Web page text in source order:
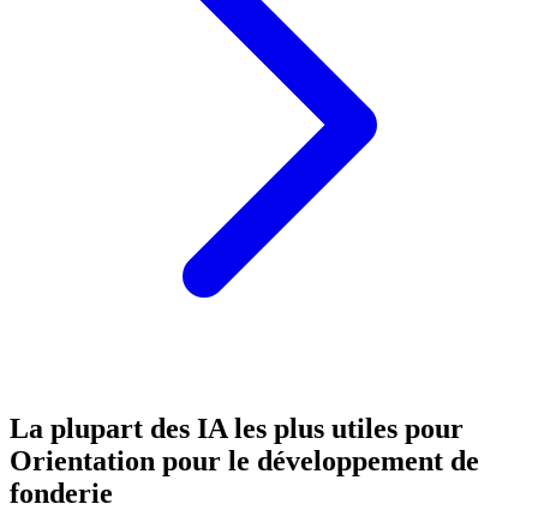
La plupart des IA les plus utiles pour
Orientation pour le développement de
fonderie